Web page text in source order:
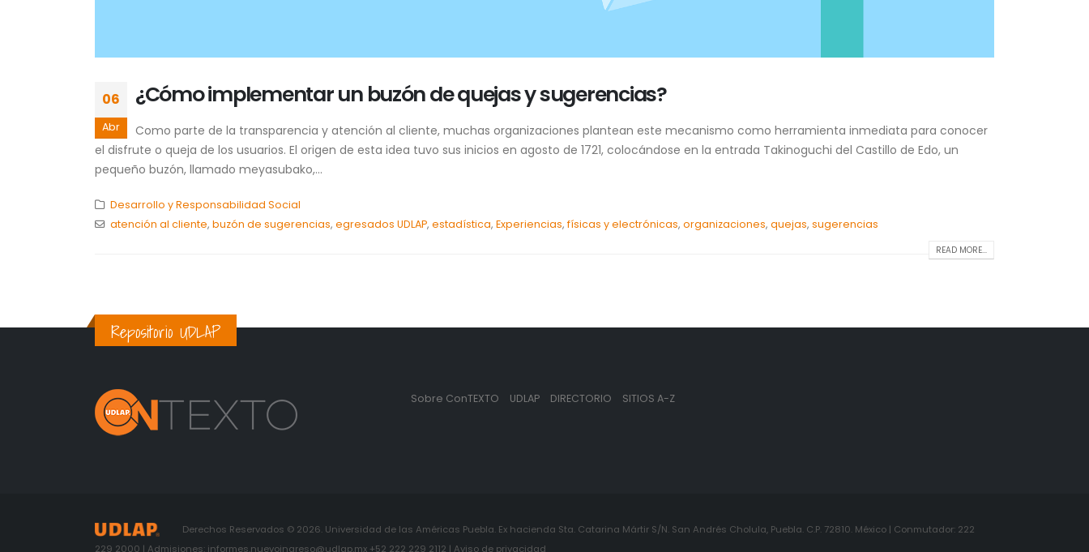
06
Abr
¿Cómo implementar un buzón de quejas y sugerencias?
Como parte de la transparencia y atención al cliente, muchas organizaciones plantean este mecanismo como herramienta inmediata para conocer
el disfrute o queja de los usuarios. El origen de esta idea tuvo sus inicios en agosto de 1721, colocándose en la entrada Takinoguchi del Castillo de Edo, un
pequeño buzón, llamado meyasubako,...
Desarrollo y Responsabilidad Social
atención al cliente, buzón de sugerencias, egresados UDLAP, estadística, Experiencias, físicas y electrónicas, organizaciones, quejas, sugerencias
READ MORE...
Repositorio UDLAP
Sobre ConTEXTO UDLAP DIRECTORIO SITIOS A-Z
Derechos Reservados © 2026. Universidad de las Américas Puebla. Ex hacienda Sta. Catarina Mártir S/N. San Andrés Cholula, Puebla. C.P. 72810. México | Conmutador: 222
229 2000 | Admisiones: informes.nuevoingreso@udlap.mx +52 222 229 2112 | Aviso de privacidad